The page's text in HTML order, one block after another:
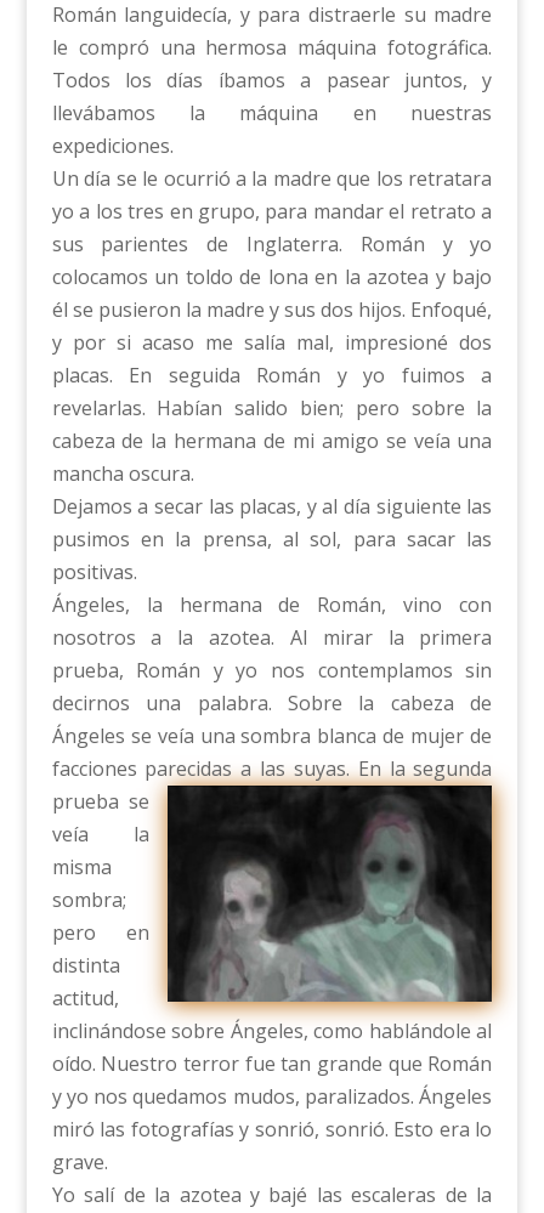
Román languidecía, y para distraerle su madre
le compró una hermosa máquina fotográfica.
Todos los días íbamos a pasear juntos, y
llevábamos la máquina en nuestras
expediciones.
Un día se le ocurrió a la madre que los retratara
yo a los tres en grupo, para mandar el retrato a
sus parientes de Inglaterra. Román y yo
colocamos un toldo de lona en la azotea y bajo
él se pusieron la madre y sus dos hijos. Enfoqué,
y por si acaso me salía mal, impresioné dos
placas. En seguida Román y yo fuimos a
revelarlas. Habían salido bien; pero sobre la
cabeza de la hermana de mi amigo se veía una
mancha oscura.
Dejamos a secar las placas, y al día siguiente las
pusimos en la prensa, al sol, para sacar las
positivas.
Ángeles, la hermana de Román, vino con
nosotros a la azotea. Al mirar la primera
prueba, Román y yo nos contemplamos sin
decirnos una palabra. Sobre la cabeza de
Ángeles se veía una sombra blanca de mujer de
facciones parecidas a las suyas. En lasegunda
prueba se
veía la
misma
sombra;
pero en
distinta
actitud,
inclinándose sobre Ángeles, como hablándole al
oído. Nuestro terror fue tan grande que Román
y yo nos quedamos mudos, paralizados. Ángeles
miró las fotografías y sonrió, sonrió. Esto era lo
grave.
Yo salí de la azotea y bajé las escaleras de la